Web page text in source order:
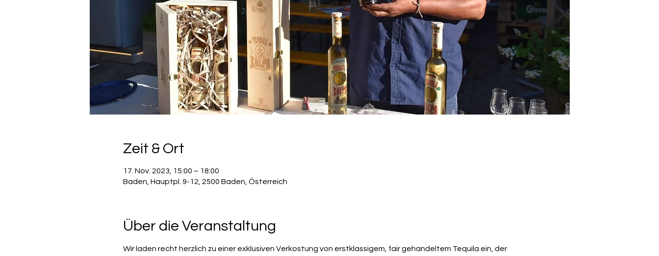
Zeit & Ort
17. Nov. 2023, 15:00 – 18:00
Baden, Hauptpl. 9-12, 2500 Baden, Österreich
Über die Veranstaltung
Wir laden recht herzlich zu einer exklusiven Verkostung von erstklassigem, fair gehandeltem Tequila ein, der